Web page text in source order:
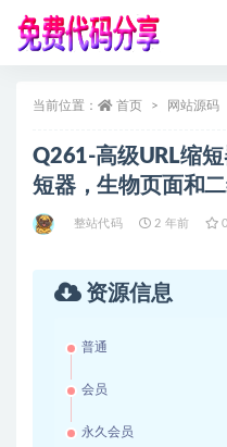
当前位置： 首页 网站源码
Q261-高级URL缩
短器，生物页面和
整站代码 2 年前 0
资源信息
普通
会员
永久会员